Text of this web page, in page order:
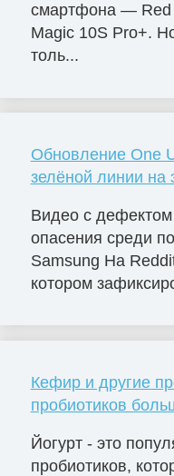
смартфона — Red
Magic 10S Pro+.
толь...
Обновление One
зелёной линии на
Видео с
опасения среди
Samsung На
котором
Кефир и другие
пробиотиков
Йогурт - это
пробиотиков,